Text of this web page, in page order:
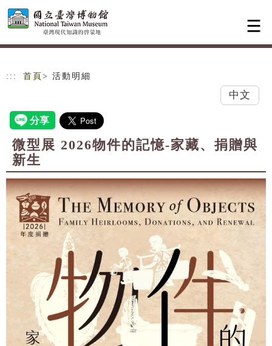
跳到主要內容
網站導覽
::: 首頁 > 活動明細
中文
微型展 2026物件的記憶-家藏、捐贈與
新生